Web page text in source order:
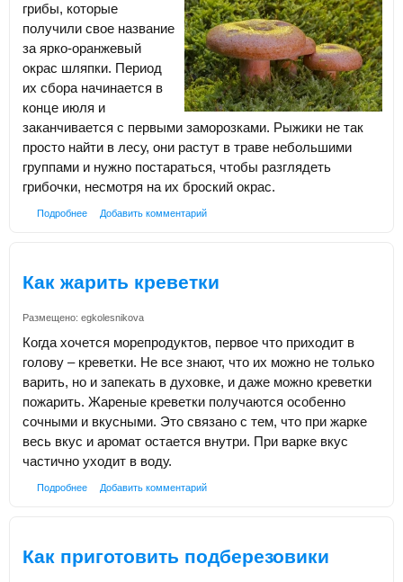
грибы, которые
получили свое название
за ярко-оранжевый
окрас шляпки. Период
их сбора начинается в
конце июля и
заканчивается с первыми заморозками. Рыжики не так
просто найти в лесу, они растут в траве небольшими
группами и нужно постараться, чтобы разглядеть
грибочки, несмотря на их броский окрас.
Подробнее Добавить комментарий
Как жарить креветки
Размещено: egkolesnikova
Когда хочется морепродуктов, первое что приходит в
голову – креветки. Не все знают, что их можно не только
варить, но и запекать в духовке, и даже можно креветки
пожарить. Жареные креветки получаются особенно
сочными и вкусными. Это связано с тем, что при жарке
весь вкус и аромат остается внутри. При варке вкус
частично уходит в воду.
Подробнее Добавить комментарий
Как приготовить подберезовики